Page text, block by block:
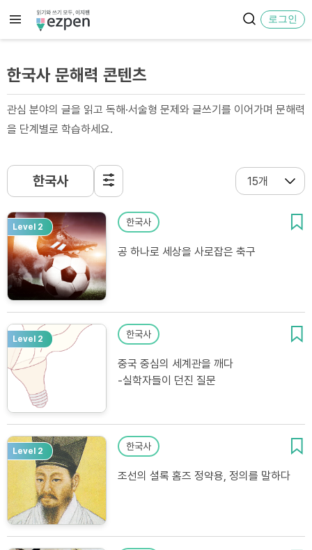
로그인
한국사 문해력 콘텐츠
관심 분야의 글을 읽고 독해·서술형 문제와 글쓰기를 이어가며 문해력
을 단계별로 학습하세요.
한국사
Level 2 한국사
공 하나로 세상을 사로잡은 축구
Level 2 한국사
중국 중심의 세계관을 깨다
‐실학자들이 던진 질문
Level 2 한국사
조선의 셜록 홈즈 정약용, 정의를 말하다